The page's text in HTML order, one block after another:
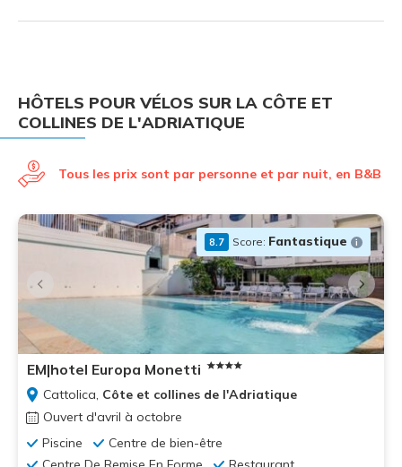
HÔTELS POUR VÉLOS SUR LA CÔTE ET
COLLINES DE L'ADRIATIQUE
Tous les prix sont par personne et par nuit, en B&B
8.7 Score: Fantastique
EM|hotel Europa Monetti
Cattolica, Côte et collines de l'Adriatique
Ouvert d'avril à octobre
Piscine
Centre de bien-être